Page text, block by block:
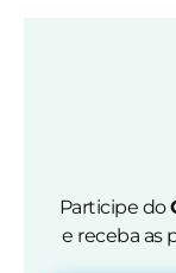
Participe do
e receba as